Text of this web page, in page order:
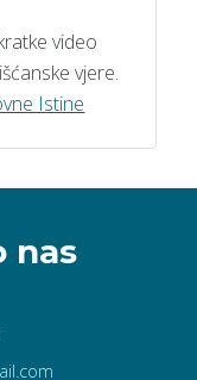
video
vjere.
Istine
nas